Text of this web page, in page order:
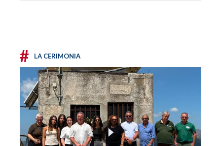
# LA CERIMONIA